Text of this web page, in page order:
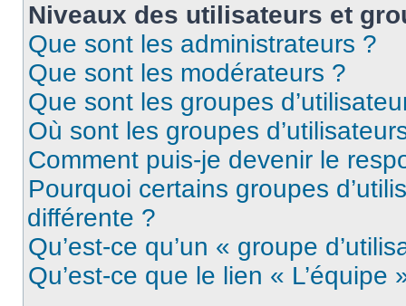
Niveaux des utilisateurs et
Que sont les administrateurs ?
Que sont les modérateurs ?
Que sont les groupes
Où sont les groupes
Comment puis-je devenir le
Pourquoi certains groupes
différente ?
Qu’est-ce qu’un « groupe
Qu’est-ce que le lien « L’équipe